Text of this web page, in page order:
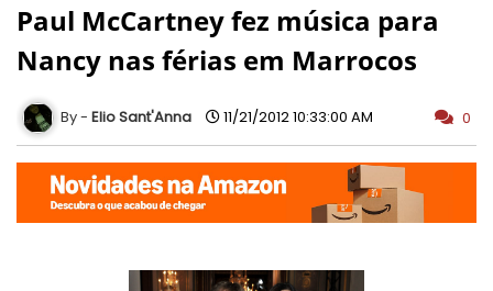
Paul McCartney fez música para
Nancy nas férias em Marrocos
Elio Sant'Anna 11/21/2012 10:33:00 AM 0